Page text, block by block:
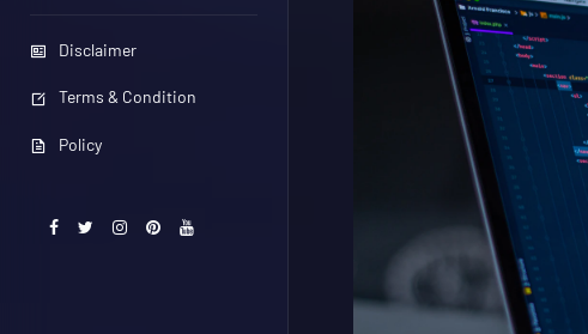
Disclaimer
Terms & Condition
Policy